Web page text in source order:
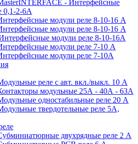
- Интерфейсные
0,1-2-6А
модули реле 8-10-16 A
модули реле 8-10-16 A
модули реле 8-10-16А
модули реле 7-10 A
модули реле 7-10А
реле с авт. вкл./выкл. 10 A
модульные 25А - 40А - 63А
одностабильные реле 20 A
твердотельные реле 5А,
двухрядные реле 2 A